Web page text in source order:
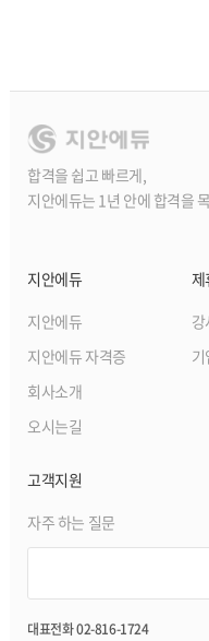
합격을 쉽고 빠르게,
지안에듀는 1년 안에 합격을
지안에듀
지안에듀
지안에듀 자격증
회사소개
오시는길
제
고객지원
자주 하는 질문
대표전화 02-816-1724